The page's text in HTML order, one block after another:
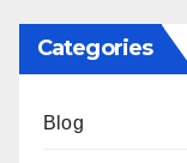
Categories
Blog